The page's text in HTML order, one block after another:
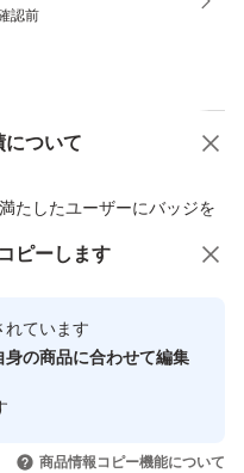
認前
について
たしたユーザーにバッジを
安全なユーザーです
を完了させた実績があります
商品への質問
ピーします
れています
身の商品に合わせて編集
商品情報コピー機能について